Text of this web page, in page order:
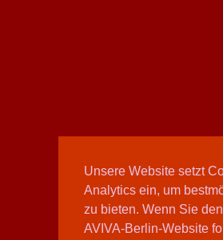
Unsere Website setzt
Analytics ein, um
zu bieten. Wenn Sie
AVIVA-Berlin-Website